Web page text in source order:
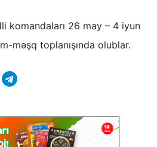
komandaları 26 may – 4 iyun
məşq toplanışında olublar.